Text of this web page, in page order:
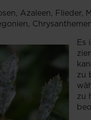
Azaleen, Flieder,
Es
zu
zu